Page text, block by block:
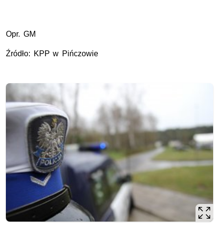
Opr. GM
Źródło: KPP w Pińczowie